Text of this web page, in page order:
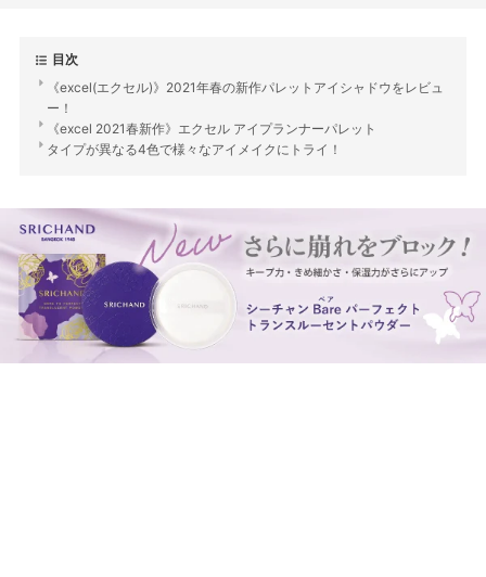
目次
《excel(エクセル)》2021年春の新作パレットアイシャドウをレビュ
ー！
《excel 2021春新作》エクセル アイプランナーパレット
タイプが異なる4色で様々なアイメイクにトライ！